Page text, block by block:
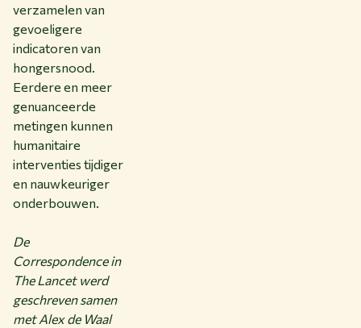
verzamelen van
gevoeligere
indicatoren van
hongersnood.
Eerdere en meer
genuanceerde
metingen kunnen
humanitaire
interventies tijdiger
en nauwkeuriger
onderbouwen.
De
Correspondence in
The Lancet werd
geschreven samen
met Alex de Waal